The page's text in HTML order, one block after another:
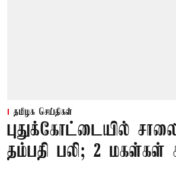
தமிழக செய்திகள்
புதுக்கோட்டையில்
தம்பதி பலி; 2 மகள்கள்